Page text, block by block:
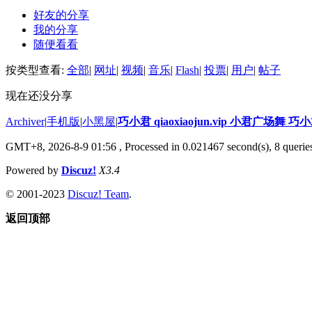
好友的分享
我的分享
随便看看
按类型查看: 全部| 网址| 视频| 音乐| Flash| 投票| 用户| 帖子
现在还没分享
Archiver|手机版|小黑屋|巧小君 qiaoxiaojun.vip 小君广场舞 巧
GMT+8, 2026-8-9 01:56 , Processed in 0.021467 second(s), 8
Powered by Discuz! X3.4
© 2001-2023 Discuz! Team.
返回顶部